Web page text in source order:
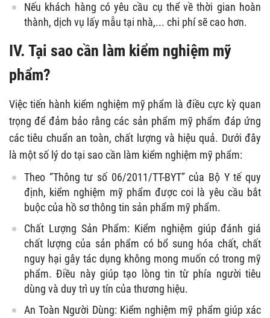
Nếu khách hàng có yêu cầu cụ thể về thời gian hoàn
thành, dịch vụ lấy mẫu tại nhà,... chi phí sẽ cao hơn.
IV. Tại sao cần làm kiểm nghiệm mỹ
phẩm?
Việc tiến hành kiểm nghiệm mỹ phẩm là điều cực kỳ quan
trọng để đảm bảo rằng các sản phẩm mỹ phẩm đáp ứng
các tiêu chuẩn an toàn, chất lượng và hiệu quả. Dưới đây
là một số lý do tại sao cần làm kiểm nghiệm mỹ phẩm:
Theo “Thông tư số 06/2011/TT-BYT” của Bộ Y tế quy
định, kiểm nghiệm mỹ phẩm được coi là yêu cầu bắt
buộc của hồ sơ thông tin sản phẩm mỹ phẩm.
Chất Lượng Sản Phẩm: Kiểm nghiệm giúp đánh giá
chất lượng của sản phẩm có bổ sung hóa chất, chất
nguy hại gây tác dụng không mong muốn có trong mỹ
phẩm. Điều này giúp tạo lòng tin từ phía người tiêu
dùng và duy trì uy tín của thương hiệu.
An Toàn Người Dùng: Kiểm nghiệm mỹ phẩm giúp xác